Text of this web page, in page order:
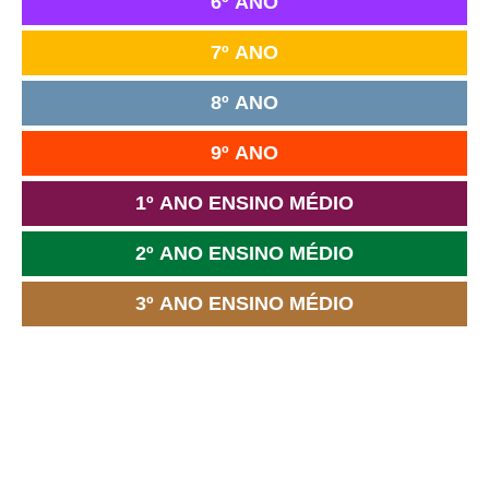
7º ANO
8º ANO
9º ANO
1º ANO ENSINO MÉDIO
2º ANO ENSINO MÉDIO
3º ANO ENSINO MÉDIO